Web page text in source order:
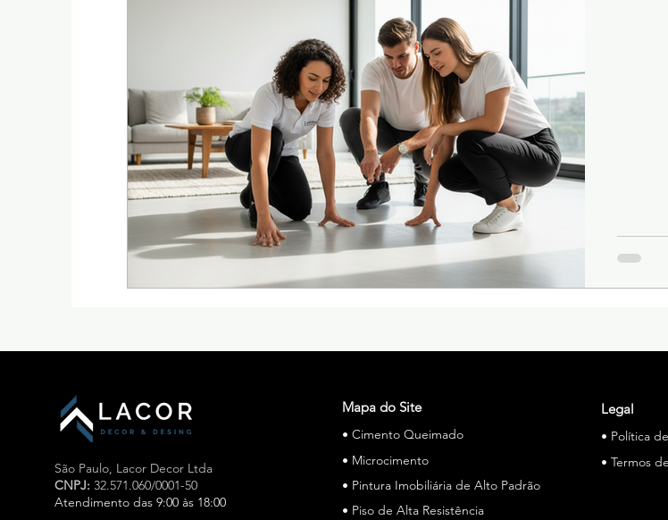
Cimento Queimado
Comparativos de Revestimentos Cimento Queimado Soluções
São Paulo, Lacor Decor Ltda
CNPJ: 32.571.060/0001-50
Atendimento das 9:00 às 18:00
Mapa do Site
• Cimento Queimado
• Microcimento
• Pintura Imobiliária de Alto Padrão
• Piso de Alta Resistência
Legal
• Política
• Termos